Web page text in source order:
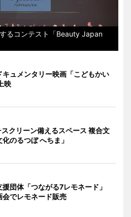
るコンテスト「Beauty Japan
キュメンタリー映画「こどもかい
映
クリーン備えるスペース 複合文
化のるつぼ へちま」
援団体「つながる7レモネード」
会でレモネード販売